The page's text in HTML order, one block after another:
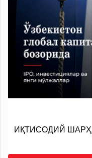
ИҚТИСОДИЙ ШАРҲ